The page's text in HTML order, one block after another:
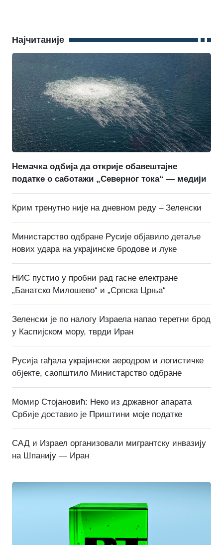
Најчитаније
Немачка одбија да открије обавештајне
податке о саботажи „Северног тока“ — медији
Крим тренутно није на дневном реду – Зеленски
Министарство одбране Русије објавило детаље
нових удара на украјинске бродове и луке
НИС пустио у пробни рад гасне електране
„Банатско Милошево“ и „Српска Црња“
Зеленски је по налогу Израела напао теретни брод
у Каспијском мору, тврди Иран
Русија гађала украјински аеродром и логистичке
објекте, саопштило Министарство одбране
Момир Стојановић: Неко из државног апарата
Србије доставио је Приштини моје податке
САД и Израел организовали мигрантску инвазију
на Шпанију — Иран